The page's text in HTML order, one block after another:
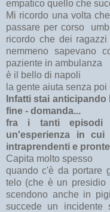
empatico quello che
Mi ricordo una volta
passare per corso
ricordo che dei
nemmeno sapevano
paziente in ambulanza
è il bello di napoli
la gente aiuta senza
Infatti stai
fine - domanda...
fra i tanti episodi
un'esperienza in
intraprendenti e
Capita molto spesso
quando c'è da portare
telo (che è un presidio
scendono anche in
succede un incidente